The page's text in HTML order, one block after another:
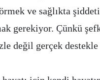
ve sağlıkta
gerekiyor. Çünkü
değil gerçek destekle